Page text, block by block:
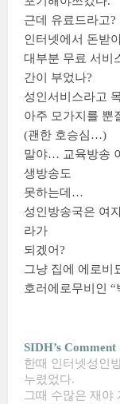
근데 유료드라고?
인터넷에서 돈받
대부분 무료 서비
간이 부었나?
성인서비스라고
아주 모가지를 뿐
(괜한 호승심…)
말야… 교육방송
생방송도
못하는데…
성인방송국은 여
라가
되겠어?
그냥 집에 에로비
호러에로무비인
SIDH’s Comment
한때 인터넷성인
누렸었다.
그때 수많은 재야